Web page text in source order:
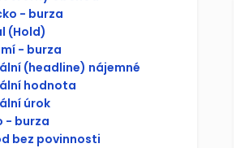
- burza
(Hold)
- burza
(headline) nájemné
hodnota
úrok
- burza
bez povinnosti